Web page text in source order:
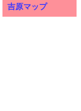
吉原マップ